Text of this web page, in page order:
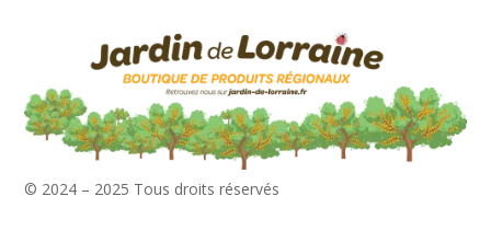
© 2024 – 2025 Tous droits réservés